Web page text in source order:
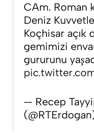
CAm. Roman
Deniz
Koçhisar açık
gemimizi
gururunu
— Recep